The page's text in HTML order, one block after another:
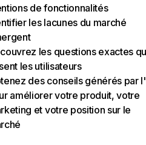
de fonctionnalités
les lacunes du marché
les questions exactes
les utilisateurs
des conseils générés par
améliorer votre produit, votre
et votre position sur le